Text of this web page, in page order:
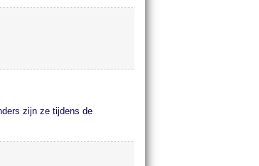
zijn ze tijdens de